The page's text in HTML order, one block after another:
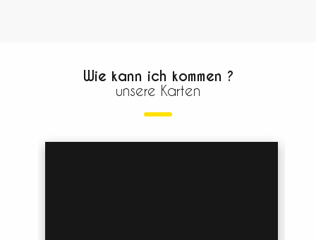
Wie kann ich kommen ?
unsere Karten